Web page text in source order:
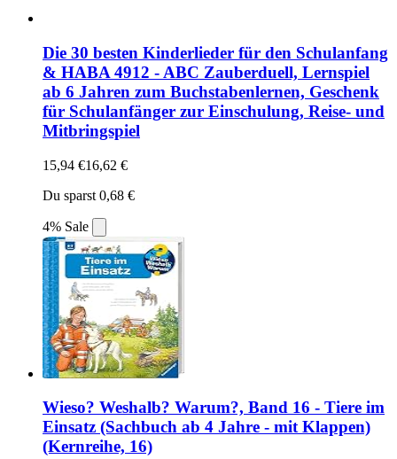
Die 30 besten Kinderlieder für den Schulanfang
& HABA 4912 - ABC Zauberduell, Lernspiel
ab 6 Jahren zum Buchstabenlernen, Geschenk
für Schulanfänger zur Einschulung, Reise- und
Mitbringspiel
15,94 €16,62 €
Du sparst 0,68 €
4% Sale
Wieso? Weshalb? Warum?, Band 16 - Tiere im
Einsatz (Sachbuch ab 4 Jahre - mit Klappen)
(Kernreihe, 16)